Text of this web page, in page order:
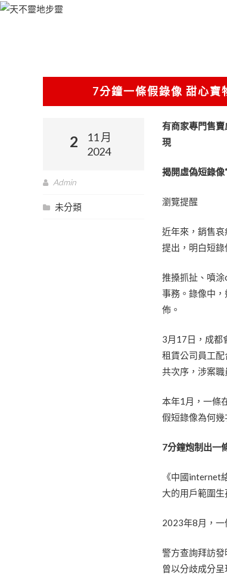
跳
7分鐘一條假錄像 甜心寶
2
11 月
2024
Admin
未分類
有商家專門售
現
揭開虛偽短錄像
瀏覽提醒
近年來，銷售
提出，明白短
推搡抓扯、噴
事務。錄像中
佈。
3月17日，成都
租賃公司員工
共次序，涉案職
本年1月，一條
假短錄像為何幾
7分鐘炮制出一
《中國internet
大的用戶範圍
2023年8月，一
警方查詢拜訪
曾以分歧成分